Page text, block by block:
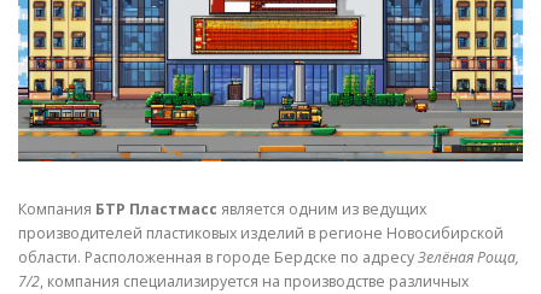
СТАТЬИ
Компания БТР Пластмасс является одним из ведущих
производителей пластиковых изделий в регионе Новосибирской
области. Расположенная в городе Бердске по адресуЗелёная Роща,
7/2, компания специализируется на производстве различных